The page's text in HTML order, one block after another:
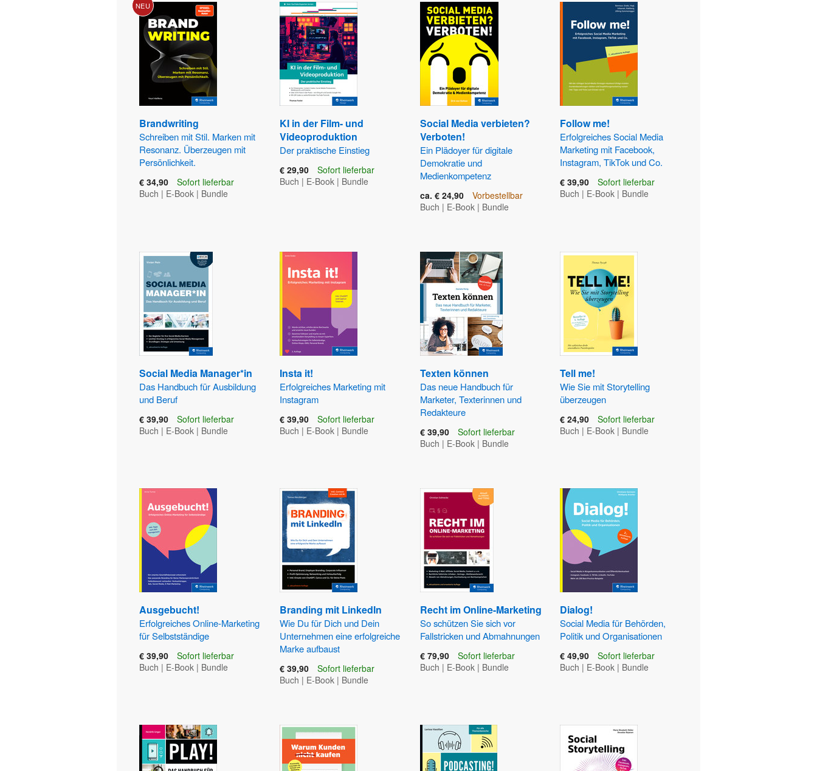
NEU
Brandwriting
Schreiben mit Stil. Marken mit
Resonanz. Überzeugen mit
Persönlichkeit.
€ 34,90
Sofort lieferbar
Buch | E-Book | Bundle
KI in der Film- und
Videoproduktion
Der praktische Einstieg
€ 29,90
Sofort lieferbar
Buch | E-Book| Bundle
Social Media verbieten?
Verboten!
Ein Plädoyer für digitale
Demokratie und
Medienkompetenz
ca. € 24,90
Vorbestellbar
Buch | E-Book| Bundle
Follow me!
Erfolgreiches Social Media
Marketing mit Facebook,
Instagram, TikTok und Co.
€ 39,90
Sofort lieferbar
Buch | E-Book | Bundle
Social Media Manager*in
Das Handbuch für Ausbildung
und Beruf
€ 39,90
Sofort lieferbar
Buch | E-Book | Bundle
Insta it!
Erfolgreiches Marketing mit
Instagram
€ 39,90
Sofort lieferbar
Buch | E-Book| Bundle
Texten können
Das neue Handbuch für
Marketer, Texterinnen und
Redakteure
€ 39,90
Sofort lieferbar
Buch | E-Book| Bundle
Tell me!
Wie Sie mit Storytelling
überzeugen
€ 24,90
Sofort lieferbar
Buch | E-Book | Bundle
Ausgebucht!
Erfolgreiches Online-Marketing
für Selbstständige
€ 39,90
Sofort lieferbar
Buch | E-Book | Bundle
Branding mit LinkedIn
Wie Du für Dich und Dein
Unternehmen eine erfolgreiche
Marke aufbaust
€ 39,90
Sofort lieferbar
Buch | E-Book| Bundle
Recht im Online-Marketing
So schützen Sie sich vor
Fallstricken und Abmahnungen
€ 79,90
Sofort lieferbar
Buch | E-Book| Bundle
Dialog!
Social Media für Behörden,
Politik und Organisationen
€ 49,90
Sofort lieferbar
Buch | E-Book | Bundle